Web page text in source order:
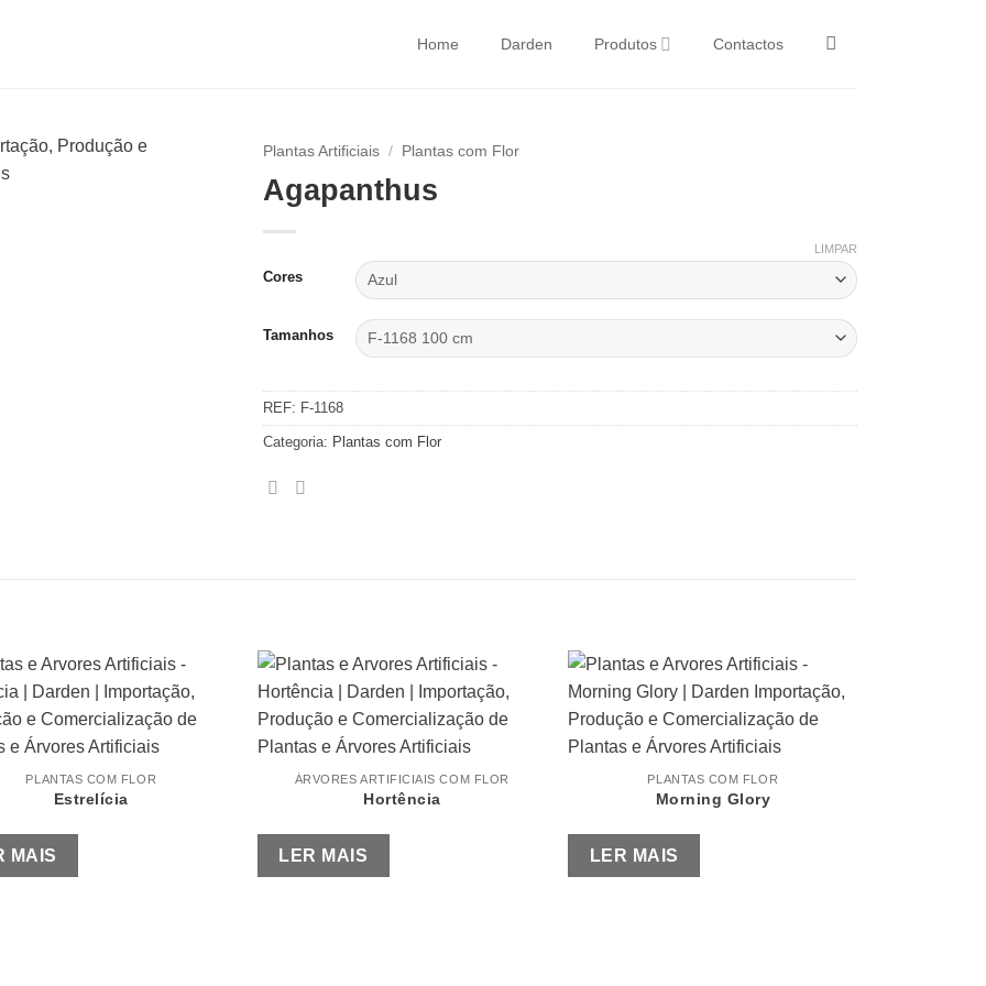
Home Darden Produtos Contactos
Plantas Artificiais / Plantas com Flor
Agapanthus
Cores
Tamanhos
LIMPAR
REF: F-1168
Categoria: Plantas com Flor
PLANTAS COM FLOR
Estrelícia
MAIS
ÁRVORES ARTIFICIAIS COM FLOR
Hortência
LER MAIS
PLANTAS COM FLOR
Morning Glory
LER MAIS